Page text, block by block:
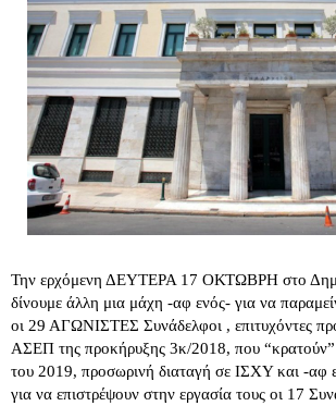
Την ερχόμενη ΔΕΥΤΕΡΑ 17 ΟΚΤΩΒΡΗ στο
δίνουμε άλλη μια μάχη -αφ ενός- για να
οι 29 ΑΓΩΝΙΣΤΕΣ Συνάδελφοι , επιτυχόντες
ΑΣΕΠ της προκήρυξης 3κ/2018, που
του 2019, προσωρινή διαταγή σε ΙΣΧΥ και -αφ
για να επιστρέψουν στην εργασία τους οι 17